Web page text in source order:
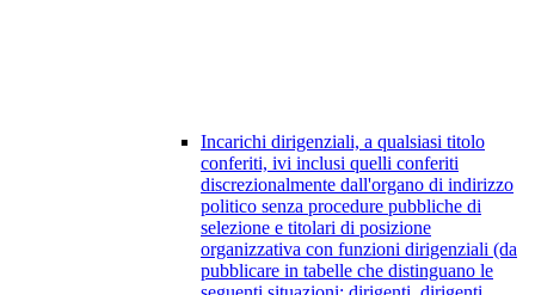
Incarichi dirigenziali, a qualsiasi titolo
conferiti, ivi inclusi quelli conferiti
discrezionalmente dall'organo di indirizzo
politico senza procedure pubbliche di
selezione e titolari di posizione
organizzativa con funzioni dirigenziali (da
pubblicare in tabelle che distinguano le